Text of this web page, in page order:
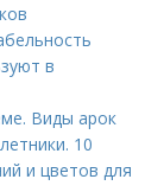
в
Виды арок
10
и цветов для